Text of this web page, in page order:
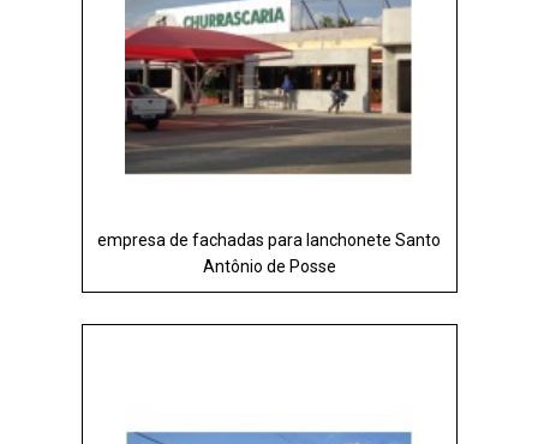
empresa de fachadas para lanchonete Santo
Antônio de Posse